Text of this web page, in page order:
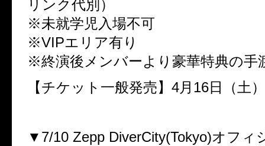
リンク代別）
※未就学児入場不可
※VIPエリア有り
※終演後メンバーより豪華特典の手
【チケット一般発売】4月16日（土）
▼7/10 Zepp DiverCity(Tokyo)オフィ